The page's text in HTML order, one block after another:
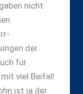
nicht
der
für
viel Beifall
ist ja der